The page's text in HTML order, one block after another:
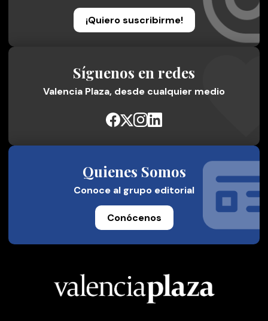
¡Quiero suscribirme!
Síguenos en redes
Valencia Plaza, desde cualquier medio
Quienes Somos
Conoce al grupo editorial
Conócenos